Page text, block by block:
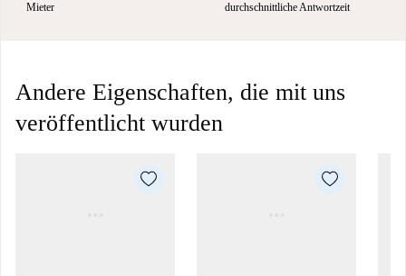
Mieter durchschnittliche Antwortzeit
Andere Eigenschaften, die mit uns
veröffentlicht wurden